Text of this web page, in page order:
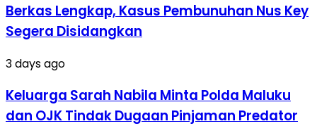
Berkas Lengkap, Kasus Pembunuhan Nus Key
Segera Disidangkan
3 days ago
Keluarga Sarah Nabila Minta Polda Maluku
dan OJK Tindak Dugaan Pinjaman Predator